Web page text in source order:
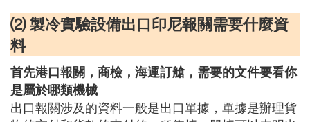
⑵ 製冷實驗設備出口印尼報關需要什麼資
料
首先港口報關，商檢，海運訂艙，需要的文件要看你
是屬於哪類機械
出口報關涉及的資料一般是出口單據，單據是辦理貨